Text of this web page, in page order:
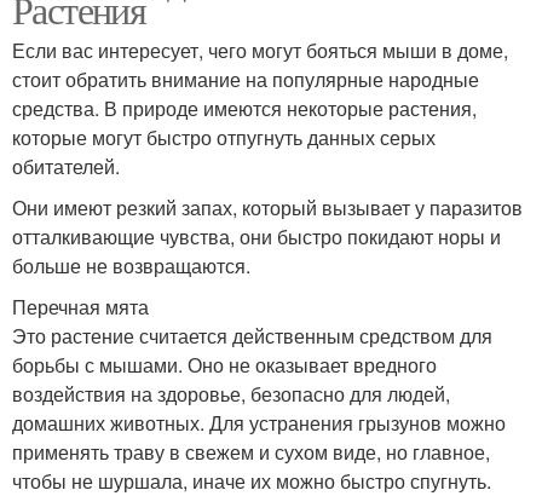
Если вас интересует, чего могут бояться мыши в доме,
стоит обратить внимание на популярные народные
средства. В природе имеются некоторые растения,
которые могут быстро отпугнуть данных серых
обитателей.
Они имеют резкий запах, который вызывает у паразитов
отталкивающие чувства, они быстро покидают норы и
больше не возвращаются.
Перечная мята
Это растение считается действенным средством для
борьбы с мышами. Оно не оказывает вредного
воздействия на здоровье, безопасно для людей,
домашних животных. Для устранения грызунов можно
применять траву в свежем и сухом виде, но главное,
чтобы не шуршала, иначе их можно быстро спугнуть.